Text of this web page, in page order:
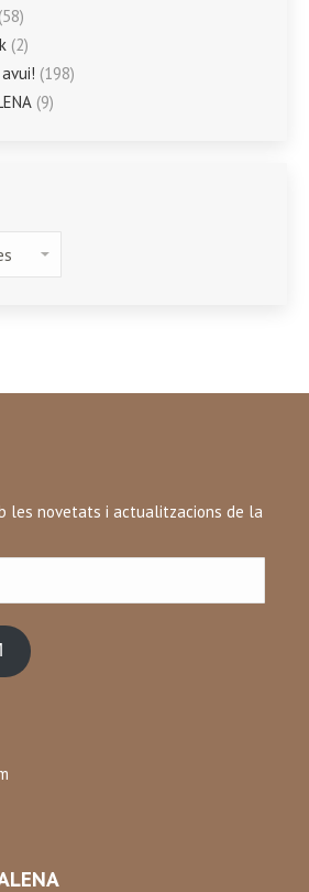
(58)
(2)
(198)
(9)
les novetats i actualitzacions de la